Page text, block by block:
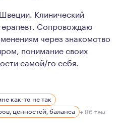
Клинический
Сопровождаю
через знакомство
понимание своих
самой/го себя.
Мне нравится быть не
опыт таких
изменить отношение к
как-то не так
ценностей, баланса + 86 тем